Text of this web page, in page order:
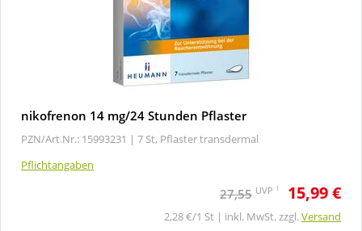
nikofrenon 14 mg/24 Stunden Pflaster
PZN/Art.Nr.: 15993231 | 7 St, Pflaster transdermal
Pflichtangaben
27,55 UVP 1 15,99 €
2,28 €/1 St | inkl. MwSt. zzgl.Versand